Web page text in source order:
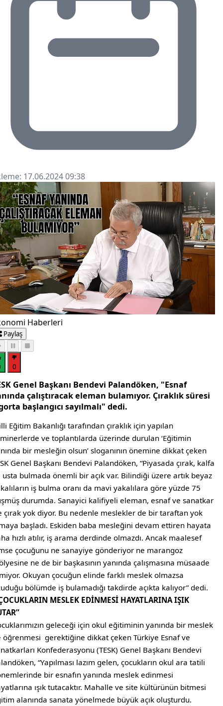
17.06.2024 09:38
Haberleri
Paylaş
0
Genel Başkanı Bendevi Palandöken, "Esnaf
çalıştıracak eleman bulamıyor. Çıraklık süresi
başlangıcı sayılmalı" dedi.
Eğitim Bakanlığı tarafından çıraklık için yapılan
ve toplantılarda üzerinde durulan ‘Eğitimin
bir mesleğin olsun’ sloganının önemine dikkat çeken
Genel Başkanı Bendevi Palandöken, “Piyasada çırak, kalfa
usta bulmada önemli bir açık var. Bilindiği üzere artık beyaz
iş bulma oranı da mavi yakalılara göre yüzde 75
durumda. Sanayici kalifiyeli eleman, esnaf ve sanatkar
çırak yok diyor. Bu nedenle meslekler de bir taraftan yok
başladı. Eskiden baba mesleğini devam ettiren hayata
hızlı atılır, iş arama derdinde olmazdı. Ancak maalesef
çocuğunu ne sanayiye gönderiyor ne marangoz
ne de bir başkasının yanında çalışmasına müsaade
Okuyan çocuğun elinde farklı meslek olmazsa
bölümde iş bulamadığı takdirde açıkta kalıyor” dedi.
MESLEK EDİNMESİ HAYATLARINA IŞIK
geleceği için okul eğitiminin yanında bir meslek
öğrenmesi gerektiğine dikkat çeken Türkiye Esnaf ve
Konfederasyonu (TESK) Genel Başkanı Bendevi
“Yapılması lazım gelen, çocukların okul ara tatili
bir esnafın yanında meslek edinmesi
ışık tutacaktır. Mahalle ve site kültürünün bitmesi
alanında sanata yönelmede büyük açık oluşturdu.